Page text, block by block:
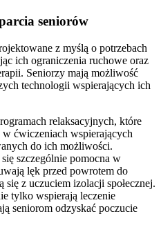
seniorów
z myślą o potrzebach
ich ograniczenia ruchowe oraz
Seniorzy mają możliwość
technologii wspierających ich
relaksacyjnych, które
ćwiczeniach wspierających
do ich możliwości.
szczególnie pomocna w
lęk przed powrotem do
z uczuciem izolacji społecznej.
tylko wspierają leczenie
seniorom odzyskać poczucie